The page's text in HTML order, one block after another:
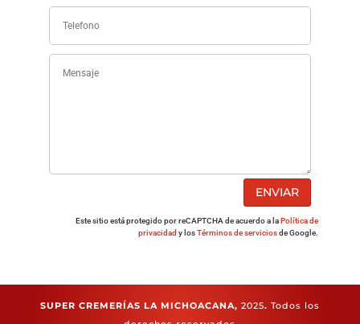
ENVIAR
Este sitio está protegido por reCAPTCHA de acuerdo a laPolítica de
privacidad y losTérminos de serviciosde Google.
SUPER CREMERÍAS LA MICHOACANA, 2025. Todos los